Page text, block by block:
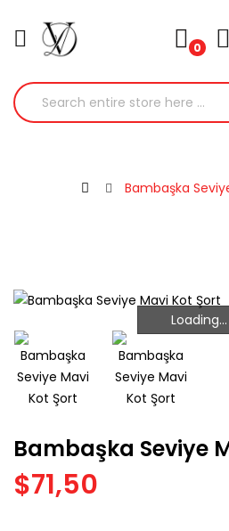
0
Bambaşka
Loading...
Loading...
Bambaşka Seviye
$71,50